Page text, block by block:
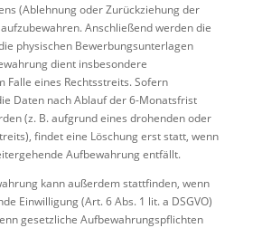
(Ablehnung oder Zurückziehung der
Anschließend werden die
physischen Bewerbungsunterlagen
dient insbesondere
Falle eines Rechtsstreits. Sofern
Daten nach Ablauf der 6-Monatsfrist
(z. B. aufgrund eines drohenden oder
findet eine Löschung erst statt, wenn
Aufbewahrung entfällt.
kann außerdem stattfinden, wenn
Einwilligung (Art. 6 Abs. 1 lit. a DSGVO)
gesetzliche Aufbewahrungspflichten